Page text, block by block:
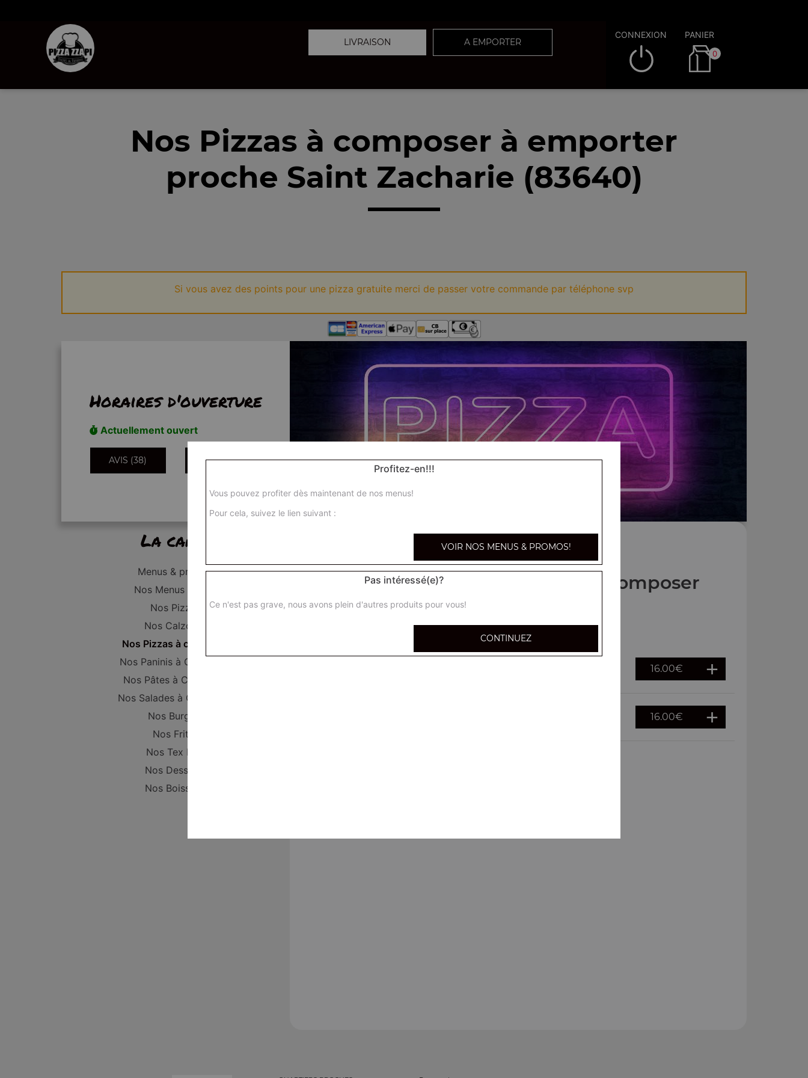
LIVRAISON A EMPORTER
CONNEXION PANIER
0
Nos Pizzas à composer à emporter
proche Saint Zacharie (83640)
Si vous avez des points pour une pizza gratuite merci de passer votre commande par téléphone svp
Horaires d'ouverture
Actuellement ouvert
AVIS (38) INFORMATIONS
La carte
Menus & promos
Nos Menus Enfant
Nos Pizzas
Nos Calzones
Nos Pizzas à composer
Nos Paninis à Composer
Nos Pâtes à Composer
Nos Salades à Composer
Nos Burgers
Nos Frites
Nos Tex Mex
Nos Desserts
Nos Boissons
Nos Pizzas à composer
16.00€
16.00€
Profitez-en!!!
Vous pouvez profiter dès maintenant de nos menus!
Pour cela, suivez le lien suivant :
VOIR NOS MENUS & PROMOS!
Pas intéressé(e)?
Ce n'est pas grave, nous avons plein d'autres produits pour vous!
CONTINUEZ